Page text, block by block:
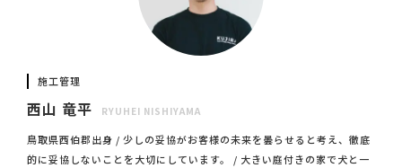
施工管理
西山 竜平 RYUHEI NISHIYAMA
鳥取県西伯郡出身 / 少しの妥協がお客様の未来を曇らせると考え、徹底
的に妥協しないことを大切にしています。 / 大きい庭付きの家で犬と一